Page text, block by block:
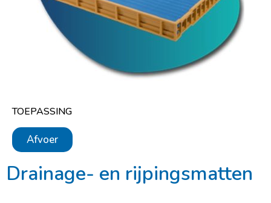
TOEPASSING
Afvoer
Drainage- en rijpingsmatten